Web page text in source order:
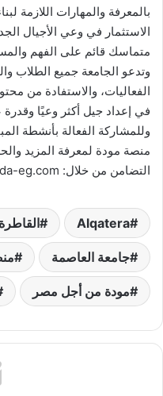
بالمعرفة والمهارات اللازمة
الاستثمار في وعي الأجيال
متماسك قائم على الفهم
وتدعو الجامعة جميع الطلاب
الفعاليات، والاستفادة من
في إعداد جيل أكثر وعيًا
وللمشاركة الفعالة بأنشطة
منصة مودة لمعرفة المزيد
التضامن من خلال: https://mawadda-eg.com/.
Alqatera القاطرة
جامعة العاصمة
مودة من أجل مصر